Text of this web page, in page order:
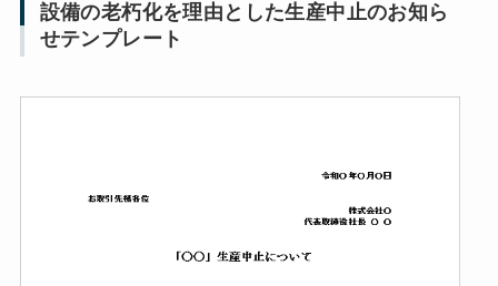
設備の老朽化を理由とした生産中止のお知ら
せテンプレート